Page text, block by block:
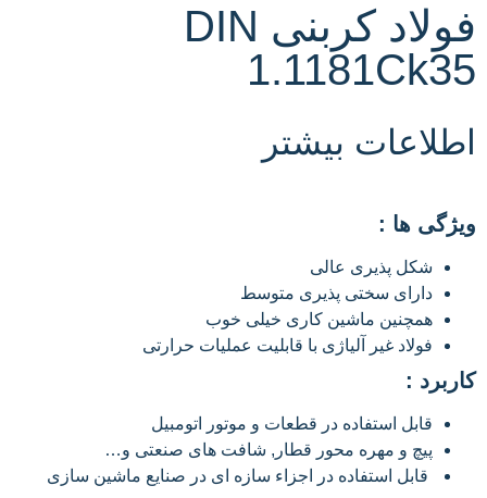
فولاد کربنی DIN
1.1181Ck35
اطلاعات بیشتر
ویژگی ها :
شکل پذیری عالی
دارای سختی پذیری متوسط
همچنین ماشین کاری خیلی خوب
فولاد غیر آلیاژی با قابلیت عملیات حرارتی
کاربرد :
قابل استفاده در قطعات و موتور اتومبیل
پیچ و مهره محور قطار, شافت های صنعتی و…
قابل استفاده در اجزاء سازه ای در صنایع ماشین سازی